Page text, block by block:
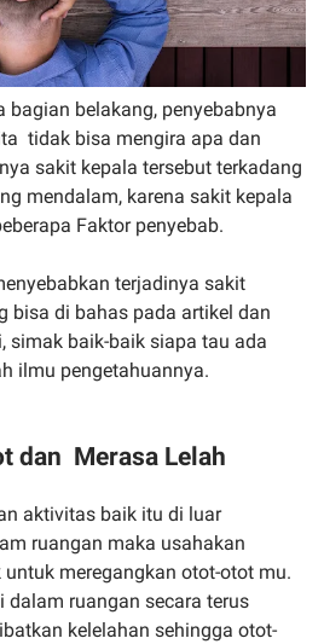
bagian belakang, penyebabnya
tidak bisa mengira apa dan
sakit kepala tersebut terkadang
mendalam, karena sakit kepala
Faktor penyebab.
terjadinya sakit
bisa di bahas pada artikel dan
simak baik-baik siapa tau ada
ilmu pengetahuannya.
dan Merasa Lelah
aktivitas baik itu di luar
ruangan maka usahakan
meregangkan otot-otot mu.
dalam ruangan secara terus
kelelahan sehingga otot-